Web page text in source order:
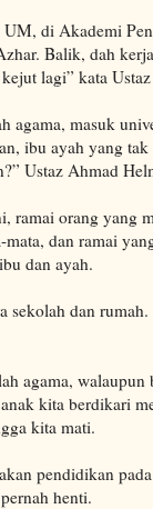
di Akademi
Balik, dah
lagi” kata
agama, masuk
ibu ayah yang
Ustaz Ahmad
ramai orang yang
dan ramai
dan ayah.
sekolah dan
agama, walaupun
kita berdikari
kita mati.
pendidikan
henti.